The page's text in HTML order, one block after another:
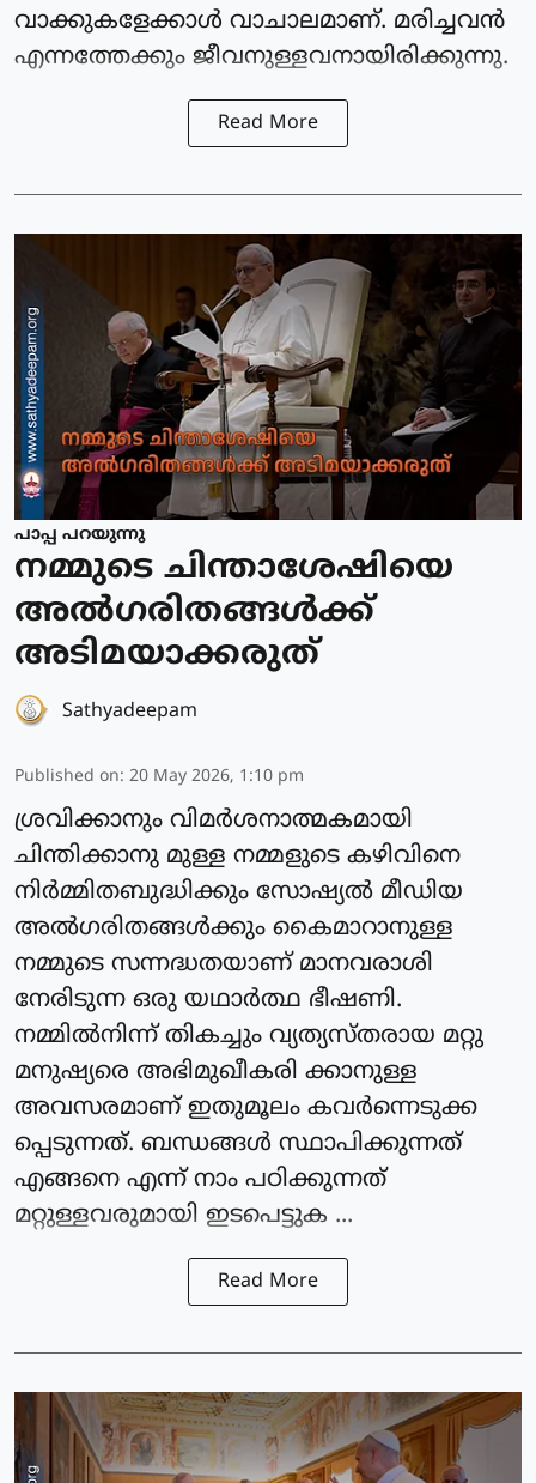
വാക്കുകളേക്കാള്‍ വാചാലമാണ്. മരിച്ചവന്‍
എന്നത്തേക്കും ജീവനുള്ളവനായിരിക്കുന്നു.
Read More
പാപ്പ പറയുന്നു
നമ്മുടെ ചിന്താശേഷിയെ
അല്‍ഗരിതങ്ങള്‍ക്ക്
അടിമയാക്കരുത്
Sathyadeepam
Published on: 20 May 2026, 1:10 pm
ശ്രവിക്കാനും വിമര്‍ശനാത്മകമായി
ചിന്തിക്കാനു മുള്ള നമ്മളുടെ കഴിവിനെ
നിര്‍മ്മിതബുദ്ധിക്കും സോഷ്യല്‍ മീഡിയ
അല്‍ഗരിതങ്ങള്‍ക്കും കൈമാറാനുള്ള
നമ്മുടെ സന്നദ്ധതയാണ് മാനവരാശി
നേരിടുന്ന ഒരു യഥാര്‍ത്ഥ ഭീഷണി.
നമ്മില്‍നിന്ന് തികച്ചും വ്യത്യസ്തരായ മറ്റു
മനുഷ്യരെ അഭിമുഖീകരി ക്കാനുള്ള
അവസരമാണ് ഇതുമൂലം കവര്‍ന്നെടുക്ക
പ്പെടുന്നത്. ബന്ധങ്ങള്‍ സ്ഥാപിക്കുന്നത്
എങ്ങനെ എന്ന് നാം പഠിക്കുന്നത്
മറ്റുള്ളവരുമായി ഇടപെട്ടുക ...
Read More